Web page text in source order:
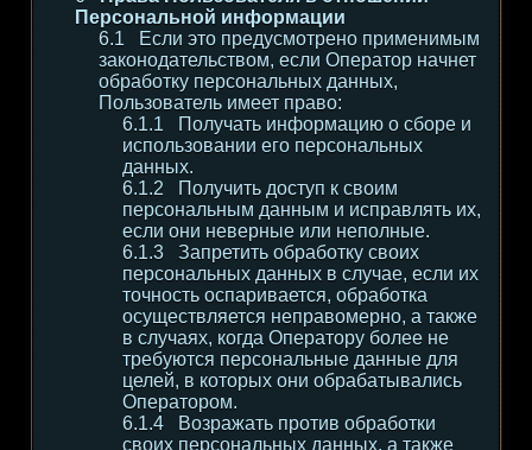
Персональной информации
Если это предусмотрено применимым
законодательством, если Оператор начнет
обработку персональных данных,
Пользователь имеет право:
Получать информацию о сборе и
использовании его персональных
данных.
Получить доступ к своим
персональным данным и исправлять их,
если они неверные или неполные.
Запретить обработку своих
персональных данных в случае, если их
точность оспаривается, обработка
осуществляется неправомерно, а также
в случаях, когда Оператору более не
требуются персональные данные для
целей, в которых они обрабатывались
Оператором.
Возражать против обработки
своих персональных данных, а также